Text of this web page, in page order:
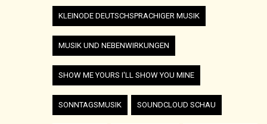
KLEINODE DEUTSCHSPRACHIGER MUSIK
MUSIK UND NEBENWIRKUNGEN
SHOW ME YOURS I'LL SHOW YOU MINE
SONNTAGSMUSIK SOUNDCLOUD SCHAU